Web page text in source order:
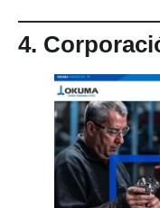
4.